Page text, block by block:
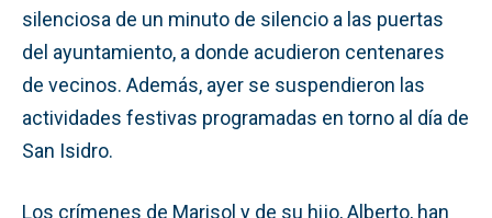
silenciosa de un minuto de silencio a las puertas
del ayuntamiento, a donde acudieron centenares
de vecinos. Además, ayer se suspendieron las
actividades festivas programadas en torno al día de
San Isidro.
Los crímenes de Marisol y de su hijo, Alberto, han